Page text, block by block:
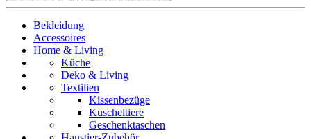
Bekleidung
Accessoires
Home & Living
Küche
Deko & Living
Textilien
Kissenbezüge
Kuscheltiere
Geschenktaschen